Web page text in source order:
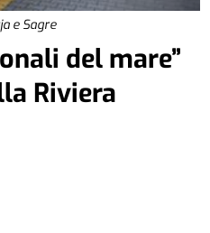
e Sagre
del mare”
Riviera